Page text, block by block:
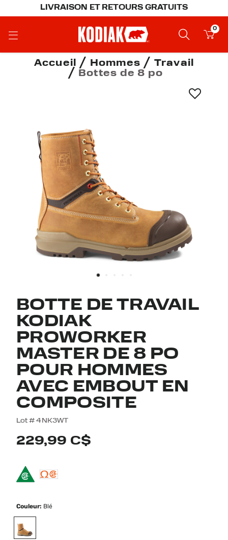
LIVRAISON ET RETOURS GRATUITS
0
Accueil Hommes
Travail
Bottes de 8 po
BOTTE DE TRAVAIL
KODIAK
PROWORKER
MASTER DE 8 PO
POUR HOMMES
AVEC EMBOUT EN
COMPOSITE
Lot #4NK3WT
4,7 out of 5 Customer Rating
229,99 C$
Couleur: Blé